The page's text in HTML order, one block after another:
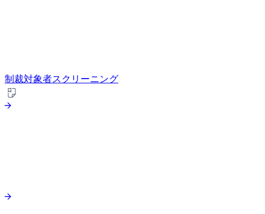
制裁対象者スクリーニング